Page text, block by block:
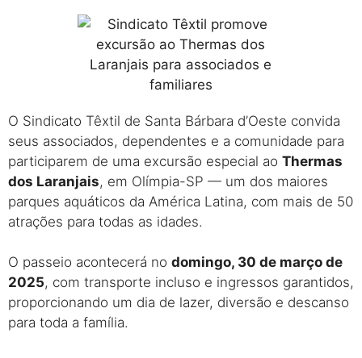
O Sindicato Têxtil de Santa Bárbara d’Oeste convida
seus associados, dependentes e a comunidade para
participarem de uma excursão especial ao Thermas
dos Laranjais, em Olímpia-SP — um dos maiores
parques aquáticos da América Latina, com mais de 50
atrações para todas as idades.
O passeio acontecerá no domingo, 30 de março de
2025, com transporte incluso e ingressos garantidos,
proporcionando um dia de lazer, diversão e descanso
para toda a família.